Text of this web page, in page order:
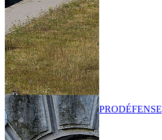
PRODÉFENSE